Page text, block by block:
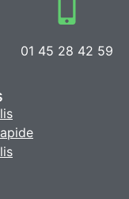
01 45 28 42 59